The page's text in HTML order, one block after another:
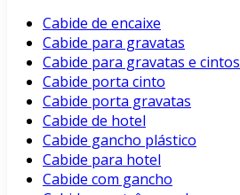
Cabide de encaixe
Cabide para gravatas
Cabide para gravatas e cintos
Cabide porta cinto
Cabide porta gravatas
Cabide de hotel
Cabide gancho plástico
Cabide para hotel
Cabide com gancho